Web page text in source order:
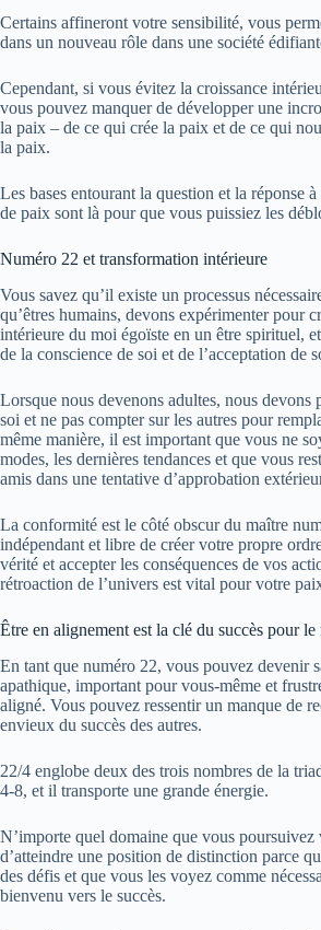
Certains affineront votre sensibilité, vous
dans un nouveau rôle dans une société
Cependant, si vous évitez la croissance
vous pouvez manquer de développer une
la paix – de ce qui crée la paix et de ce qui
la paix.
Les bases entourant la question et la réponse
de paix sont là pour que vous puissiez les
Numéro 22 et transformation intérieure
Vous savez qu’il existe un processus
qu’êtres humains, devons expérimenter pour
intérieure du moi égoïste en un être spirituel,
de la conscience de soi et de l’acceptation de
Lorsque nous devenons adultes, nous devons
soi et ne pas compter sur les autres pour
même manière, il est important que vous ne
modes, les dernières tendances et que vous
amis dans une tentative d’approbation
La conformité est le côté obscur du maître
indépendant et libre de créer votre propre
vérité et accepter les conséquences de vos
rétroaction de l’univers est vital pour votre
Être en alignement est la clé du succès pour
En tant que numéro 22, vous pouvez devenir
apathique, important pour vous-même et
aligné. Vous pouvez ressentir un manque de
envieux du succès des autres.
22/4 englobe deux des trois nombres de la
4-8, et il transporte une grande énergie.
N’importe quel domaine que vous poursuivez
d’atteindre une position de distinction parce
des défis et que vous les voyez comme
bienvenu vers le succès.